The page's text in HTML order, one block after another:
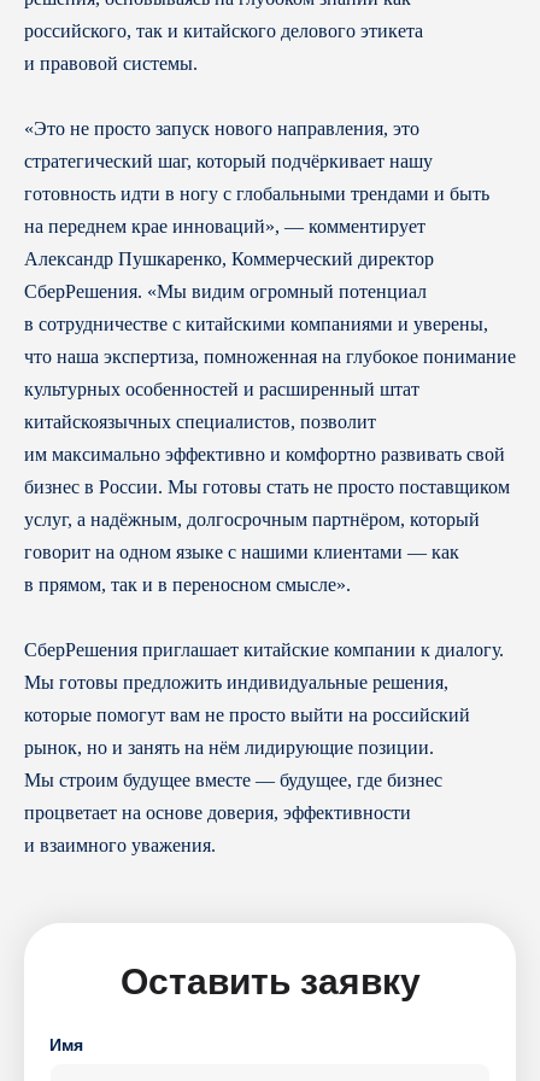
российского, так и китайского делового этикета
и правовой системы.
«Это не просто запуск нового направления, это
стратегический шаг, который подчёркивает нашу
готовность идти в ногу с глобальными трендами и быть
на переднем крае инноваций», — комментирует
Александр Пушкаренко, Коммерческий директор
СберРешения. «Мы видим огромный потенциал
в сотрудничестве с китайскими компаниями и уверены,
что наша экспертиза, помноженная на глубокое понимание
культурных особенностей и расширенный штат
китайскоязычных специалистов, позволит
им максимально эффективно и комфортно развивать свой
бизнес в России. Мы готовы стать не просто поставщиком
услуг, а надёжным, долгосрочным партнёром, который
говорит на одном языке с нашими клиентами — как
в прямом, так и в переносном смысле».
СберРешения приглашает китайские компании к диалогу.
Мы готовы предложить индивидуальные решения,
которые помогут вам не просто выйти на российский
рынок, но и занять на нём лидирующие позиции.
Мы строим будущее вместе — будущее, где бизнес
процветает на основе доверия, эффективности
и взаимного уважения.
Оставить заявку
Имя
полезные материалы на почту.